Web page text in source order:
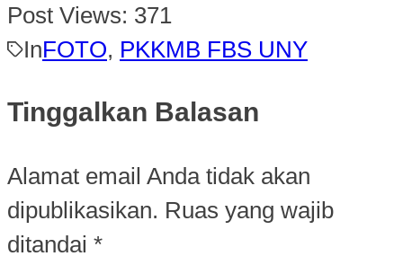
Post Views: 371
InFOTO, PKKMB FBS UNY
Tinggalkan Balasan
Alamat email Anda tidak akan
dipublikasikan. Ruas yang wajib
ditandai *